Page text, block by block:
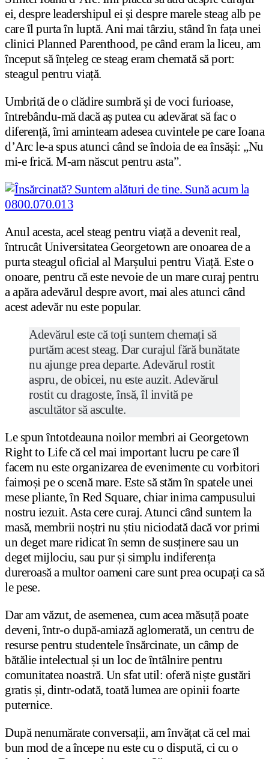
ei, despre leadershipul ei și despre marele steag alb pe
care îl purta în luptă. Ani mai târziu, stând în fața unei
clinici Planned Parenthood, pe când eram la liceu, am
început să înțeleg ce steag eram chemată să port:
steagul pentru viață.
Umbrită de o clădire sumbră și de voci furioase,
întrebându-mă dacă aș putea cu adevărat să fac o
diferență, îmi aminteam adesea cuvintele pe care Ioana
d’Arc le-a spus atunci când se îndoia de ea însăși: „Nu
mi-e frică. M-am născut pentru asta”.
Anul acesta, acel steag pentru viață a devenit real,
întrucât Universitatea Georgetown are onoarea de a
purta steagul oficial al Marșului pentru Viață. Este o
onoare, pentru că este nevoie de un mare curaj pentru
a apăra adevărul despre avort, mai ales atunci când
acest adevăr nu este popular.
Adevărul este că toți suntem chemați să
purtăm acest steag. Dar curajul fără bunătate
nu ajunge prea departe. Adevărul rostit
aspru, de obicei, nu este auzit. Adevărul
rostit cu dragoste, însă, îl invită pe
ascultător să asculte.
Le spun întotdeauna noilor membri ai Georgetown
Right to Life că cel mai important lucru pe care îl
facem nu este organizarea de evenimente cu vorbitori
faimoși pe o scenă mare. Este să stăm în spatele unei
mese pliante, în Red Square, chiar inima campusului
nostru iezuit. Asta cere curaj. Atunci când suntem la
masă, membrii noștri nu știu niciodată dacă vor primi
un deget mare ridicat în semn de susținere sau un
deget mijlociu, sau pur și simplu indiferența
dureroasă a multor oameni care sunt prea ocupați ca să
le pese.
Dar am văzut, de asemenea, cum acea măsuță poate
deveni, într-o după-amiază aglomerată, un centru de
resurse pentru studentele însărcinate, un câmp de
bătălie intelectual și un loc de întâlnire pentru
comunitatea noastră. Un sfat util: oferă niște gustări
gratis și, dintr-odată, toată lumea are opinii foarte
puternice.
După nenumărate conversații, am învățat că cel mai
bun mod de a începe nu este cu o dispută, ci cu o